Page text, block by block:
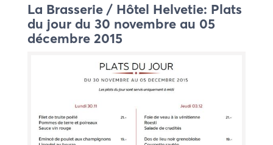
La Brasserie / Hôtel Helvetie: Plats
du jour du 30 novembre au 05
décembre 2015